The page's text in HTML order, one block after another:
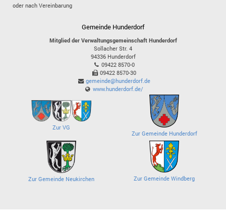
oder nach Vereinbarung
Gemeinde Hunderdorf
Mitglied der Verwaltungsgemeinschaft Hunderdorf
Sollacher Str. 4
94336 Hunderdorf
09422 8570-0
09422 8570-30
gemeinde@hunderdorf.de
www.hunderdorf.de/
Zur VG
Zur Gemeinde Hunderdorf
Zur Gemeinde Neukirchen Zur Gemeinde Windberg